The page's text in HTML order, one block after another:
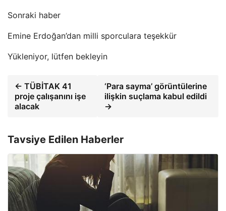
Sonraki haber
Emine Erdoğan’dan milli sporculara teşekkür
Yükleniyor, lütfen bekleyin
← TÜBİTAK 41
proje çalışanını işe
alacak
‘Para sayma’ görüntülerine
ilişkin suçlama kabul edildi
→
Tavsiye Edilen Haberler